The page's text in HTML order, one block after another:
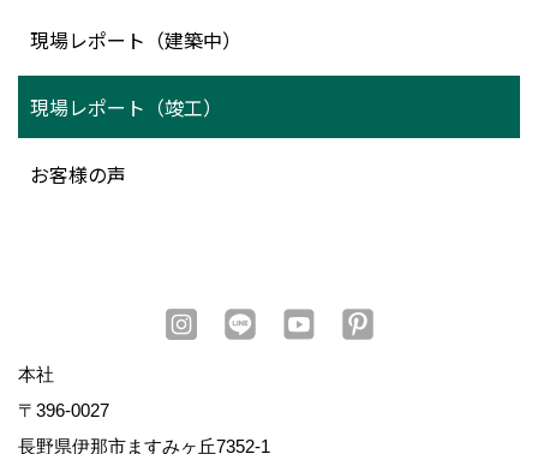
現場レポート（建築中）
現場レポート（竣工）
お客様の声
本社
〒396-0027
長野県伊那市ますみヶ丘7352-1